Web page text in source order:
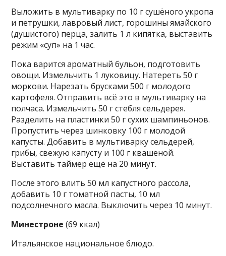
Выложить в мультиварку по 10 г сушёного укропа
и петрушки, лавровый лист, горошины ямайского
(душистого) перца, залить 1 л кипятка, выставить
режим «суп» на 1 час.
Пока варится ароматный бульон, подготовить
овощи. Измельчить 1 луковицу. Натереть 50 г
моркови. Нарезать брусками 500 г молодого
картофеля. Отправить всё это в мультиварку на
полчаса. Измельчить 50 г стебля сельдерея.
Разделить на пластинки 50 г сухих шампиньонов.
Пропустить через шинковку 100 г молодой
капусты. Добавить в мультиварку сельдерей,
грибы, свежую капусту и 100 г квашеной.
Выставить таймер ещё на 20 минут.
После этого влить 50 мл капустного рассола,
добавить 10 г томатной пасты, 10 мл
подсолнечного масла. Выключить через 10 минут.
Минестроне (69 ккал)
Итальянское национальное блюдо.